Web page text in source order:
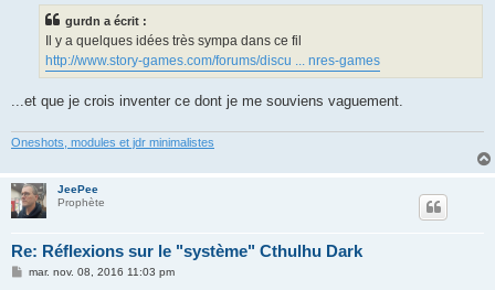
gurdn a écrit :
Il y a quelques idées très sympa dans ce fil
http://www.story-games.com/forums/discu ... nres-games
...et que je crois inventer ce dont je me souviens vaguement.
Oneshots, modules et jdr minimalistes
JeePee
Prophète
Re: Réflexions sur le "système" Cthulhu Dark
Mmar. nov. 08, 2016 11:03 pm